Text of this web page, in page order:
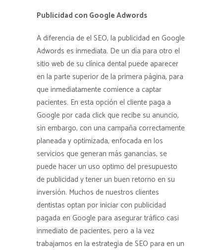
Publicidad con Google Adwords
A diferencia de el SEO, la publicidad en Google
Adwords es inmediata. De un día para otro el
sitio web de su clínica dental puede aparecer
en la parte superior de la primera página, para
que inmediatamente comience a captar
pacientes. En esta opción el cliente paga a
Google por cada click que recibe su anuncio,
sin embargo, con una campaña correctamente
planeada y optimizada, enfocada en los
servicios que generan más ganancias, se
puede hacer un uso optimo del presupuesto
de publicidad y tener un buen retorno en su
inversión. Muchos de nuestros clientes
dentistas optan por iniciar con publicidad
pagada en Google para asegurar tráfico casi
inmediato de pacientes, pero a la vez
trabajamos en la estrategia de SEO para en un